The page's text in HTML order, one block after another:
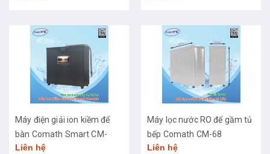
Máy điện giải ion kiềm để
bàn Comath Smart CM-
3668
Liên hệ
Máy lọc nước RO để gầm tủ
bếp Comath CM-68
Liên hệ